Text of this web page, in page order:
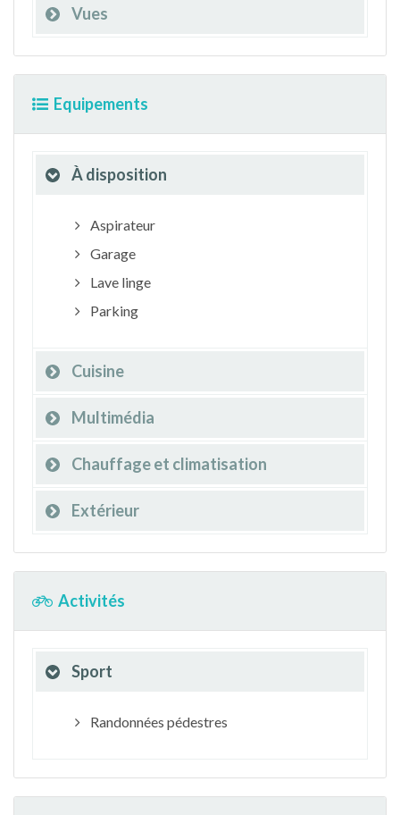
Vues
Equipements
À disposition
Aspirateur
Garage
Lave linge
Parking
Cuisine
Multimédia
Chauffage et climatisation
Extérieur
Activités
Sport
Randonnées pédestres